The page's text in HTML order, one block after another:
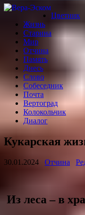
Цветник
Жизнь
Старина
Мир
Отчина
Память
Днесь
Слово
Собеседник
Почта
Вертоград
Колокольчик
Диалог
Кукарская
30.01.2024 Отчина
Из леса – в